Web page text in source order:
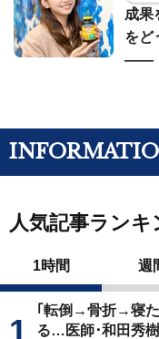
成果
をど
——
人気記事ランキ
1時間 週
｢転倒→骨折→寝た
る…医師･和田秀